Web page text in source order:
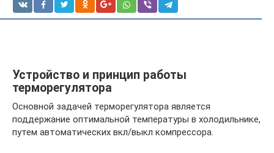
Устройство и принцип работы
терморегулятора
Основной задачей терморегулятора является
поддержание оптимальной температуры в холодильнике,
путем автоматических вкл/выкл компрессора.